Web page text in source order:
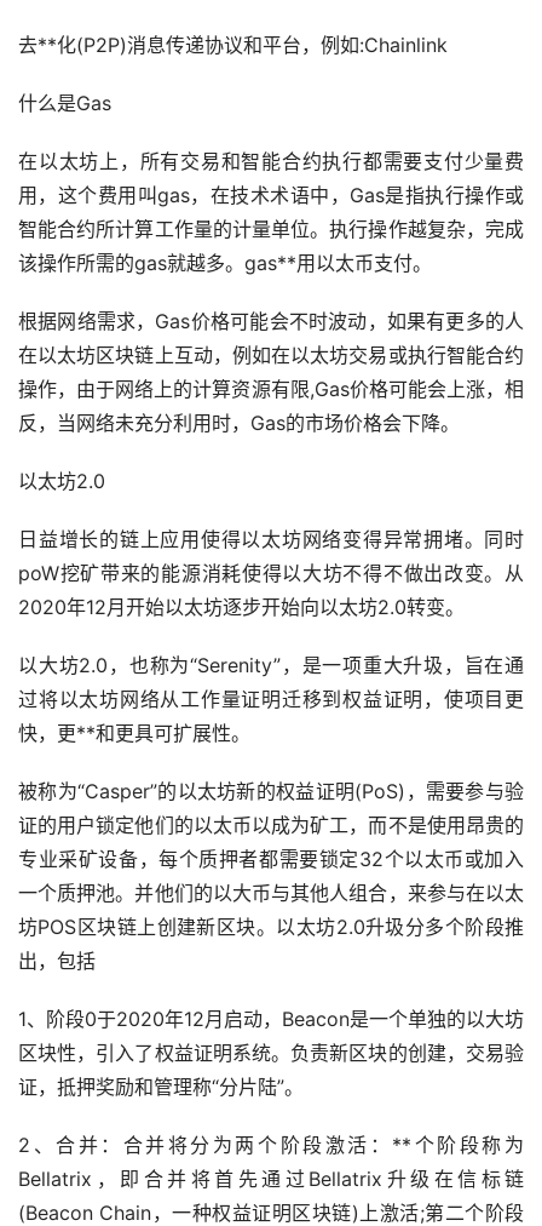
去**化(P2P)消息传递协议和平台，例如:Chainlink
什么是Gas
在以太坊上，所有交易和智能合约执行都需要支付少量费
用，这个费用叫gas，在技术术语中，Gas是指执行操作或
智能合约所计算工作量的计量单位。执行操作越复杂，完成
该操作所需的gas就越多。gas**用以太币支付。
根据网络需求，Gas价格可能会不时波动，如果有更多的人
在以太坊区块链上互动，例如在以太坊交易或执行智能合约
操作，由于网络上的计算资源有限,Gas价格可能会上涨，相
反，当网络未充分利用时，Gas的市场价格会下降。
以太坊2.0
日益增长的链上应用使得以太坊网络变得异常拥堵。同时
poW挖矿带来的能源消耗使得以大坊不得不做出改变。从
2020年12月开始以太坊逐步开始向以太坊2.0转变。
以大坊2.0，也称为“Serenity”，是一项重大升圾，旨在通
过将以太坊网络从工作量证明迁移到权益证明，使项目更
快，更**和更具可扩展性。
被称为“Casper”的以太坊新的权益证明(PoS)，需要参与验
证的用户锁定他们的以太币以成为矿工，而不是使用昂贵的
专业采矿设备，每个质押者都需要锁定32个以太币或加入
一个质押池。并他们的以大币与其他人组合，来参与在以太
坊POS区块链上创建新区块。以太坊2.0升圾分多个阶段推
出，包括
1、阶段0于2020年12月启动，Beacon是一个单独的以大坊
区块性，引入了权益证明系统。负责新区块的创建，交易验
证，抵押奖励和管理称“分片陆”。
2、合并：合并将分为两个阶段激活：**个阶段称为
Bellatrix，即合并将首先通过Bellatrix升级在信标链
(Beacon Chain，一种权益证明区块链)上激活;第二个阶段